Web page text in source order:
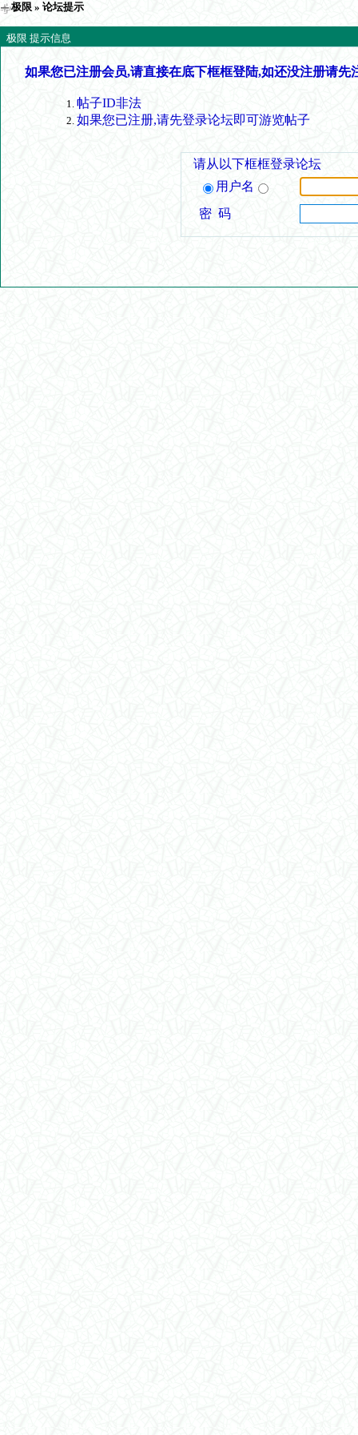
极限 » 论坛提示
极限 提示信息
如果您已注册会员,请直接在底下框框登陆,如还没注册请先
帖子ID非法
如果您已注册,请先登录论坛即可游览帖子
请从以下框框登录论坛
用户名
密 码